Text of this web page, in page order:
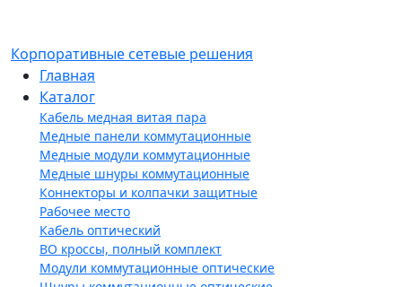
Корпоративные сетевые решения
Главная
Каталог
Кабель медная витая пара
Медные панели коммутационные
Медные модули коммутационные
Медные шнуры коммутационные
Коннекторы и колпачки защитные
Рабочее место
Кабель оптический
ВО кроссы, полный комплект
Модули коммутационные оптические